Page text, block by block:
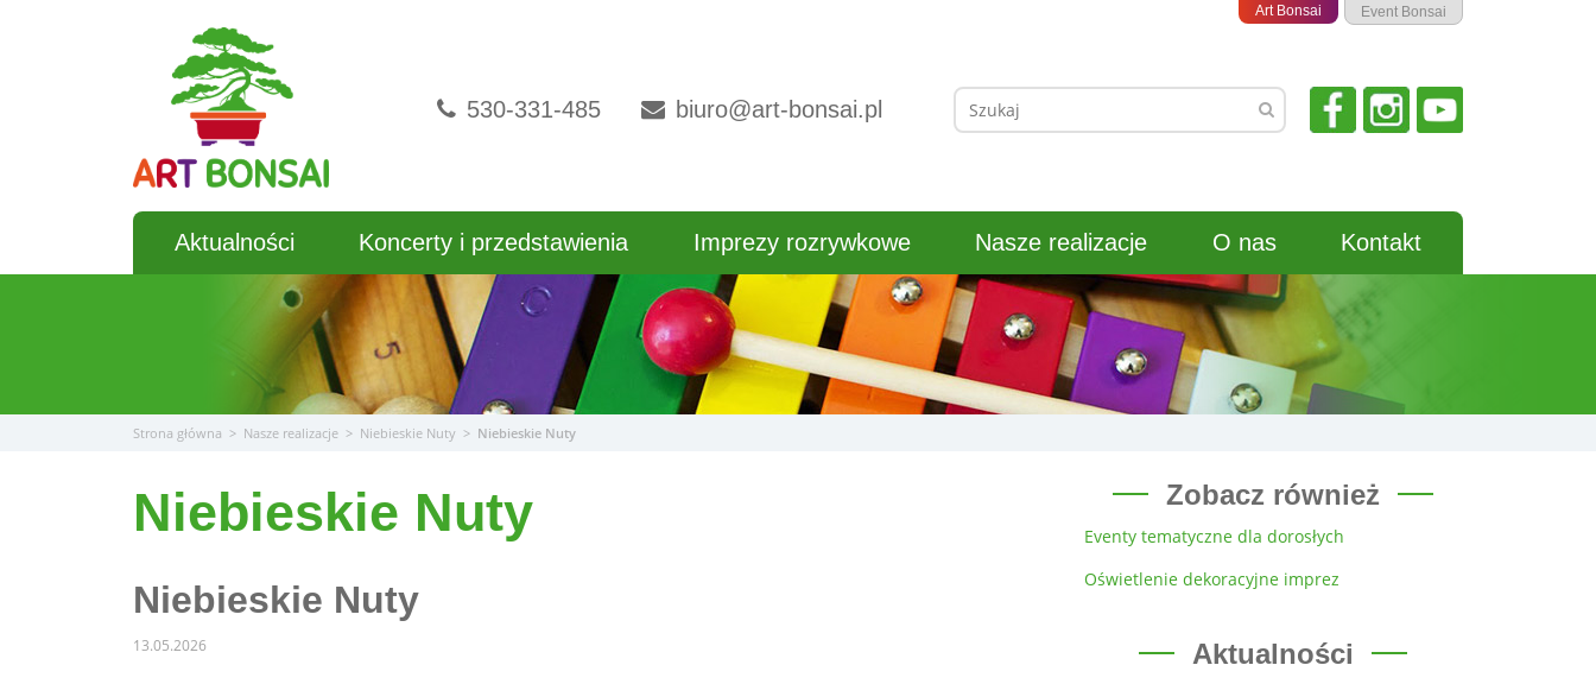
Art Bonsai Event Bonsai
530-331-485 biuro@art-bonsai.pl Szukaj:
Aktualności Koncerty i przedstawienia Imprezy rozrywkowe Nasze realizacje O nas Kontakt
Strona główna > Nasze realizacje > Niebieskie Nuty > Niebieskie Nuty
Niebieskie Nuty
Niebieskie Nuty
13.05.2026
Zobacz również
Eventy tematyczne dla dorosłych
Oświetlenie dekoracyjne imprez
Aktualności